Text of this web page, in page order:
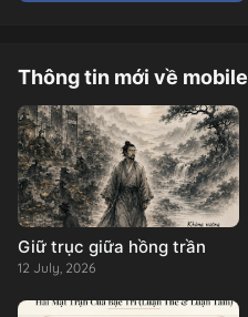
Thông tin mới về mobile
Giữ trục giữa hồng trần
12 July, 2026